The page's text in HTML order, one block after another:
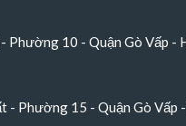
Phường 10 - Quận Gò Vấp -
- Phường 15 - Quận Gò Vấp